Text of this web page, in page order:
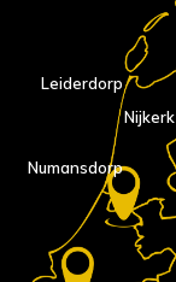
Nijkerk
Numansdorp
Leiderdorp